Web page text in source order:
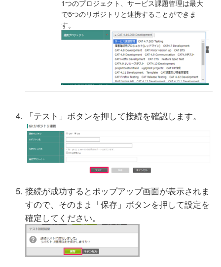
1つのプロジェクト、サービス課題管理は最大
で5つのリポジトリと連携することができま
す。
「テスト」ボタンを押して接続を確認します。
接続が成功するとポップアップ画面が表示されま
すので、そのまま「保存」ボタンを押して設定を
確定してください。